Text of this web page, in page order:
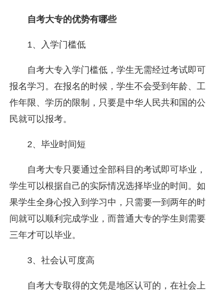
自考大专的优势有哪些
1、入学门槛低
自考大专入学门槛低，学生无需经过考试即可
报名学习。在报名的时候，学生不会受到年龄、工
作年限、学历的限制，只要是中华人民共和国的公
民就可以报考。
2、毕业时间短
自考大专只要通过全部科目的考试即可毕业，
学生可以根据自己的实际情况选择毕业的时间。如
果学生全身心投入到学习中，只需要一到两年的时
间就可以顺利完成学业，而普通大专的学生则需要
三年才可以毕业。
3、社会认可度高
自考大专取得的文凭是地区认可的，在社会上